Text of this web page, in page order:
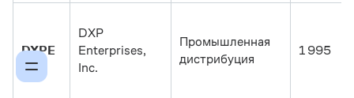
DXPE
DXP
Enterprises,
Inc.
Промышленная
дистрибуция
1 995